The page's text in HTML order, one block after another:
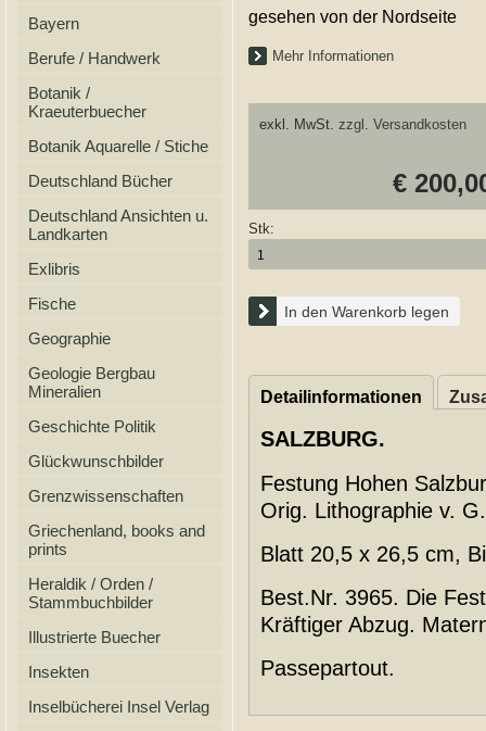
Bayern
Berufe / Handwerk
Botanik /
Kraeuterbuecher
Botanik Aquarelle / Stiche
Deutschland Bücher
Deutschland Ansichten u.
Landkarten
Exlibris
Fische
Geographie
Geologie Bergbau
Mineralien
Geschichte Politik
Glückwunschbilder
Grenzwissenschaften
Griechenland, books and
prints
Heraldik / Orden /
Stammbuchbilder
Illustrierte Buecher
Insekten
Inselbücherei Insel Verlag
gesehen von der Nordseite
Mehr Informationen
exkl. MwSt. zzgl. Versandkosten
€
Stk:
In den Warenkorb legen
Detailinformationen
SALZBURG.
Festung Hohen
Orig. Lithographie v.
Blatt 20,5 x 26,5 cm,
Best.Nr. 3965. Die
Kräftiger Abzug.
Passepartout.